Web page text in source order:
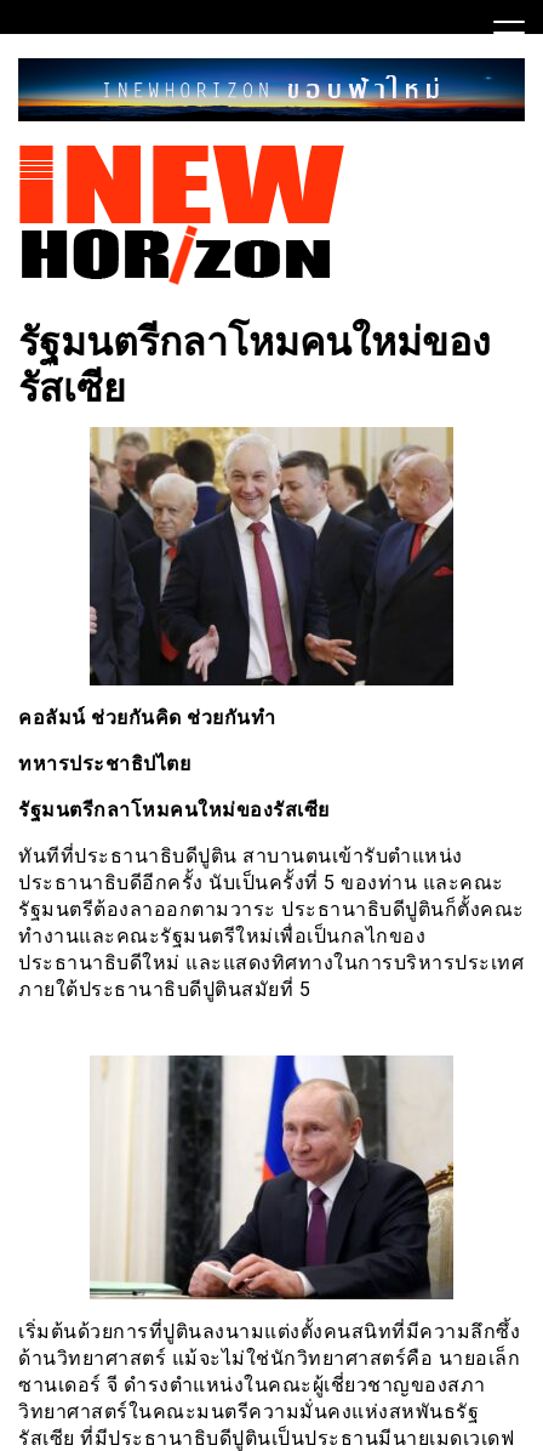
to
content
INEWHORIZON
รัฐมนตรีกลาโหมคนใหม่ของ
รัสเซีย
คอลัมน์ ช่วยกันคิด ช่วยกันทำ
ทหารประชาธิปไตย
รัฐมนตรีกลาโหมคนใหม่ของรัสเซีย
ทันทีที่ประธานาธิบดีปูติน สาบานตนเข้ารับตำแหน่ง
ประธานาธิบดีอีกครั้ง นับเป็นครั้งที่ 5 ของท่าน และคณะ
รัฐมนตรีต้องลาออกตามวาระ ประธานาธิบดีปูตินก็ตั้งคณะ
ทำงานและคณะรัฐมนตรีใหม่เพื่อเป็นกลไกของ
ประธานาธิบดีใหม่ และแสดงทิศทางในการบริหารประเทศ
ภายใต้ประธานาธิบดีปูตินสมัยที่ 5
เริ่มต้นด้วยการที่ปูตินลงนามแต่งตั้งคนสนิทที่มีความลึกซึ้ง
ด้านวิทยาศาสตร์ แม้จะไม่ใช่นักวิทยาศาสตร์คือ นายอเล็ก
ซานเดอร์ จี ดำรงตำแหน่งในคณะผู้เชี่ยวชาญของสภา
วิทยาศาสตร์ในคณะมนตรีความมั่นคงแห่งสหพันธรัฐ
รัสเซีย ที่มีประธานาธิบดีปูตินเป็นประธานมีนายเมดเวเดฟ